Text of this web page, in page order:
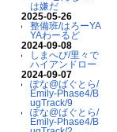
は嫌だ
2025-05-26
整備班/はろーYA
YAわーるど
2024-09-08
しまへび/里々で
ハイアンドロー
2024-09-07
ぽな@ばぐとら/
Emily-Phase4/B
ugTrack/9
ぽな@ばぐとら/
Emily-Phase4/B